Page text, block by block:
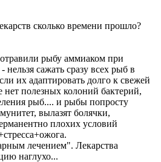
сколько времени прошло?
рыбу аммиаком при
нельзя сажать сразу всех рыб в
их адаптировать долго к свежей
нет полезных колоний бактерий,
рыб.... и рыбы попросту
вылазят болячки,
плохих условий
лечением". Лекарства
наглухо...